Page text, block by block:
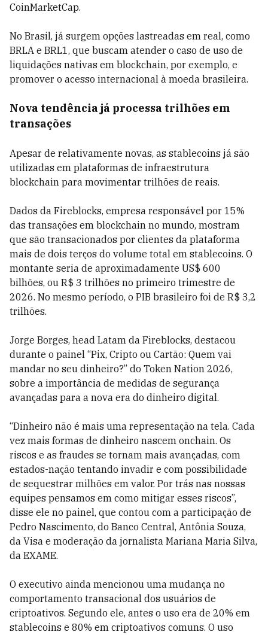
CoinMarketCap.
No Brasil, já surgem opções lastreadas em real, como
BRLA e BRL1, que buscam atender o caso de uso de
liquidações nativas em blockchain, por exemplo, e
promover o acesso internacional à moeda brasileira.
Nova tendência já processa trilhões em
transações
Apesar de relativamente novas, as stablecoins já são
utilizadas em plataformas de infraestrutura
blockchain para movimentar trilhões de reais.
Dados da Fireblocks, empresa responsável por 15%
das transações em blockchain no mundo, mostram
que são transacionados por clientes da plataforma
mais de dois terços do volume total em stablecoins. O
montante seria de aproximadamente US$ 600
bilhões, ou R$ 3 trilhões no primeiro trimestre de
2026. No mesmo período, o PIB brasileiro foi de R$ 3,2
trilhões.
Jorge Borges, head Latam da Fireblocks, destacou
durante o painel “Pix, Cripto ou Cartão: Quem vai
mandar no seu dinheiro?” do Token Nation 2026,
sobre a importância de medidas de segurança
avançadas para a nova era do dinheiro digital.
“Dinheiro não é mais uma representação na tela. Cada
vez mais formas de dinheiro nascem onchain. Os
riscos e as fraudes se tornam mais avançadas, com
estados-nação tentando invadir e com possibilidade
de sequestrar milhões em valor. Por trás nas nossas
equipes pensamos em como mitigar esses riscos”,
disse ele no painel, que contou com a participação de
Pedro Nascimento, do Banco Central, Antônia Souza,
da Visa e moderação da jornalista Mariana Maria Silva,
da EXAME.
O executivo ainda mencionou uma mudança no
comportamento transacional dos usuários de
criptoativos. Segundo ele, antes o uso era de 20% em
stablecoins e 80% em criptoativos comuns. O uso